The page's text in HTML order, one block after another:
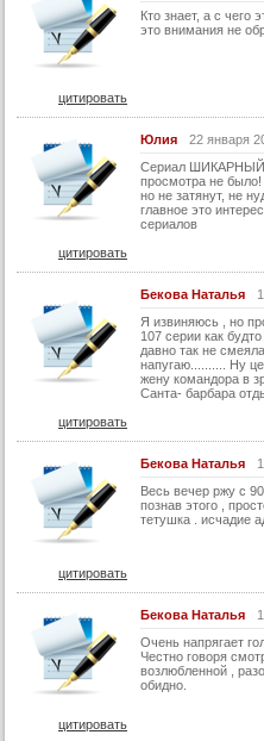
32 серия (суб)
33 серия
34 серия
34 серия (суб)
35 серия
35 серия (суб)
36 серия
37 серия
37 серия (суб)
38 серия
38 серия (суб)
39 серия (суб)
40 серия
41 серия
41 серия (суб)
42 серия
42 серия (суб)
Кто знает, а с чего
это внимания не
цитировать
Юлия
22 января
Сериал ШИКАРНЫЙ!
просмотра не было!
но не затянут, не
главное это
сериалов
цитировать
Бекова Наталья
Я извиняюсь , но
107 серии как
давно так не
напугаю.......... Ну
жену командора в
Санта- барбара
цитировать
Бекова Наталья
Весь вечер ржу с
познав этого ,
тетушка . исчадие
цитировать
Бекова Наталья
Очень напрягает
Честно говоря
возлюбленной ,
обидно.
цитировать